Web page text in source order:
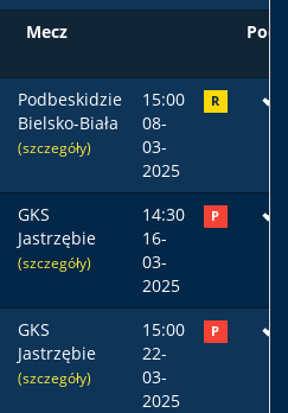
Mecz
Podbeskidzie
Bielsko-Biała
(szczegóły)
15:00
08-
03-
2025
R
GKS
Jastrzębie
(szczegóły)
14:30
16-
03-
2025
P
GKS
Jastrzębie
(szczegóły)
15:00
22-
03-
2025
P